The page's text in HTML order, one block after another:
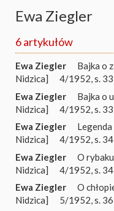
Ewa Ziegler
6 artykułów
Ewa Ziegler
Bajka o
Nidzica]
4/1952, s. 33
Ewa Ziegler
Bajka o
Nidzica]
4/1952, s. 33
Ewa Ziegler
Nidzica]
4/1952, s. 34
Ewa Ziegler
O
Nidzica]
4/1952, s.
Ewa Ziegler
O
Nidzica]
5/1952, s.